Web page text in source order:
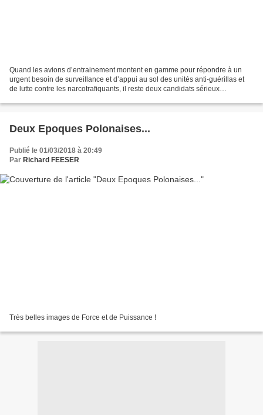
Quand les avions d’entrainement montent en gamme pour répondre à un
urgent besoin de surveillance et d’appui au sol des unités anti-guérillas et
de lutte contre les narcotrafiquants, il reste deux candidats sérieux
Deux Epoques Polonaises...
Publié le 01/03/2018 à 20:49
Par Richard FEESER
Très belles images de Force et de Puissance !